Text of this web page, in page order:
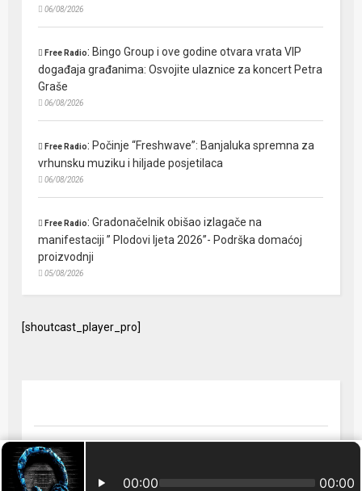
06/08/2026
Free Radio: Bingo Group i ove godine otvara vrata VIP
događaja građanima: Osvojite ulaznice za koncert Petra
Graše
06/08/2026
Free Radio: Počinje “Freshwave”: Banjaluka spremna za
vrhunsku muziku i hiljade posjetilaca
06/08/2026
Free Radio:Gradonačelnik obišao izlagače na
manifestaciji ” Plodovi ljeta 2026”- Podrška domaćoj
proizvodnji
05/08/2026
[shoutcast_player_pro]